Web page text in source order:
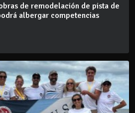
de remodelación de pista de
albergar competencias